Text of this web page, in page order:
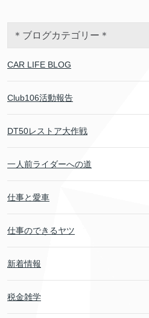
＊ブログカテゴリー＊
CAR LIFE BLOG
Club106活動報告
DT50レストア大作戦
一人前ライダーへの道
仕事と愛車
仕事のできるヤツ
新着情報
税金雑学